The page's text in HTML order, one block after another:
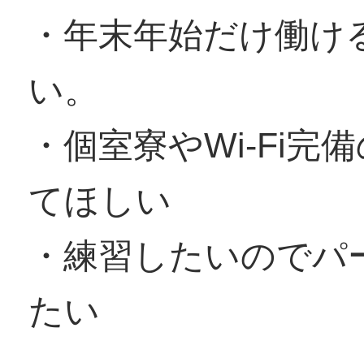
・年末年始だけ働
い。
・個室寮やWi-Fi完
てほしい
・練習したいので
たい